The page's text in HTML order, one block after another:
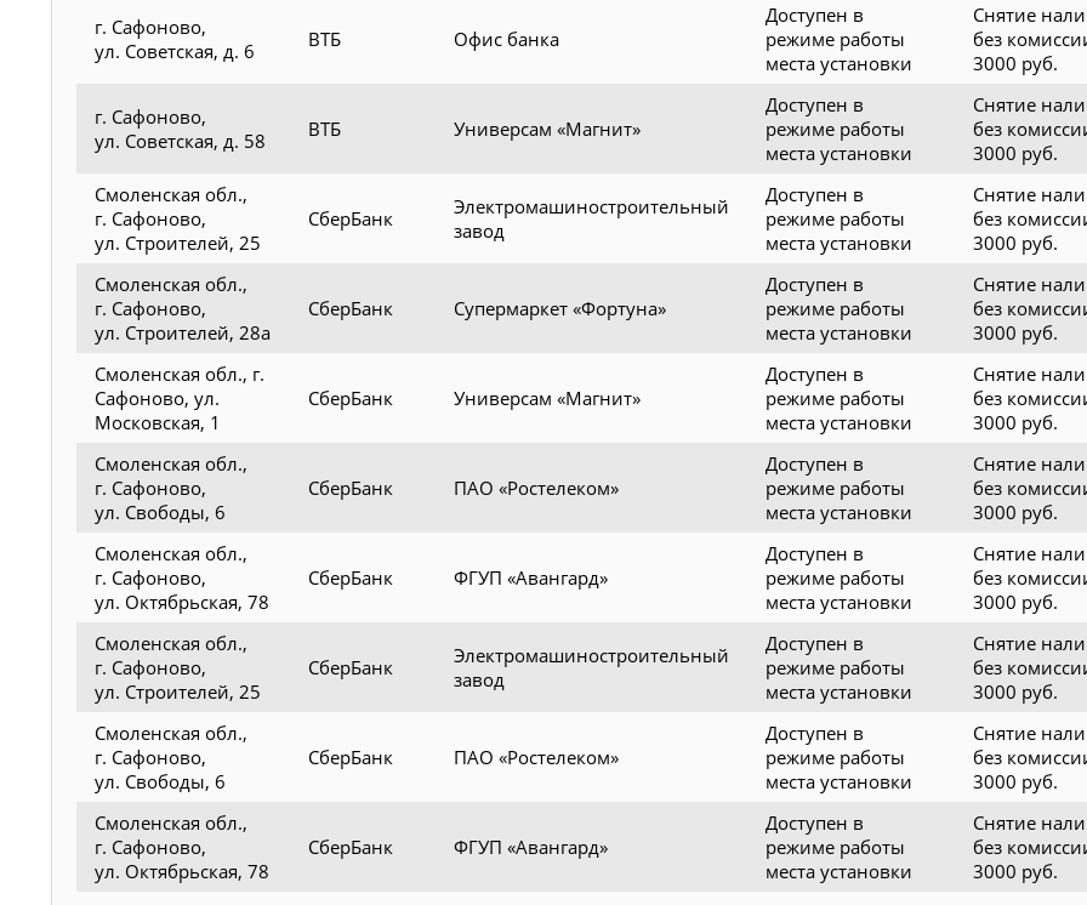
г. Сафоново,
ул. Советская, д. 6
ВТБ Офис банка
Доступен в
режиме работы
места установки
Снятие
без
3000 руб.
г. Сафоново,
ул. Советская, д. 58
ВТБ Универсам «Магнит»
Доступен в
режиме работы
места установки
Снятие
без
3000 руб.
Смоленская обл.,
г. Сафоново,
ул. Строителей, 25
СберБанк
Электромашиностроительный
завод
Доступен в
режиме работы
места установки
Снятие
без
3000 руб.
Смоленская обл.,
г. Сафоново,
ул. Строителей, 28а
СберБанк Супермаркет «Фортуна»
Доступен в
режиме работы
места установки
Снятие
без
3000 руб.
Смоленская обл., г.
Сафоново, ул.
Московская, 1
СберБанк Универсам «Магнит»
Доступен в
режиме работы
места установки
Снятие
без
3000 руб.
Смоленская обл.,
г. Сафоново,
ул. Свободы, 6
СберБанк ПАО «Ростелеком»
Доступен в
режиме работы
места установки
Снятие
без
3000 руб.
Смоленская обл.,
г. Сафоново,
ул. Октябрьская, 78
СберБанк ФГУП «Авангард»
Доступен в
режиме работы
места установки
Снятие
без
3000 руб.
Смоленская обл.,
г. Сафоново,
ул. Строителей, 25
СберБанк
Электромашиностроительный
завод
Доступен в
режиме работы
места установки
Снятие
без
3000 руб.
Смоленская обл.,
г. Сафоново,
ул. Свободы, 6
СберБанк ПАО «Ростелеком»
Доступен в
режиме работы
места установки
Снятие
без
3000 руб.
Смоленская обл.,
г. Сафоново,
ул. Октябрьская, 78
СберБанк ФГУП «Авангард»
Доступен в
режиме работы
места установки
Снятие
без
3000 руб.